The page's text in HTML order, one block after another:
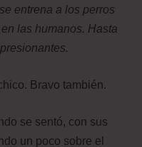
entrena a los perros
las humanos. Hasta
Bravo también.
se sentó, con sus
un poco sobre el